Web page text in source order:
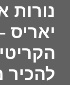
נורות
יאריס
להכיר